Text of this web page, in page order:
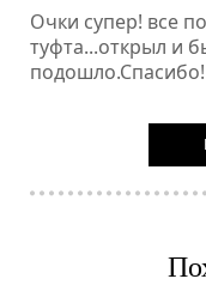
Очки супер! все
туфта...открыл и
подошло.Спасибо!